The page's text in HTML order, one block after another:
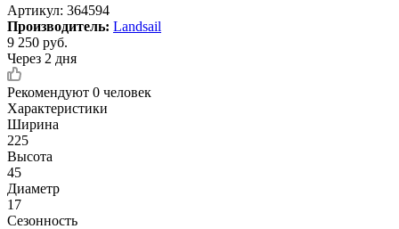
Артикул: 364594
Производитель: Landsail
9 250 руб.
Через 2 дня
Рекомендуют 0 человек
Характеристики
Ширина
225
Высота
45
Диаметр
17
Сезонность